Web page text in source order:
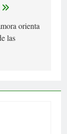
orienta
las